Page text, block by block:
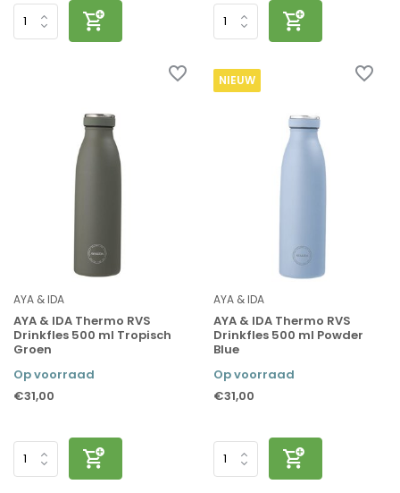
AYA & IDA
AYA & IDA Thermo RVS
Drinkfles 500 ml Tropisch
Groen
Op voorraad
€31,00
NIEUW
AYA & IDA
AYA & IDA Thermo RVS
Drinkfles 500 ml Powder
Blue
Op voorraad
€31,00